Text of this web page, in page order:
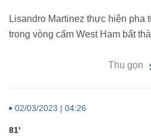
Lisandro Martinez thực hiện pha
trong vòng cấm West Ham bất
Thu gọn
02/03/2023 | 04:26
81'